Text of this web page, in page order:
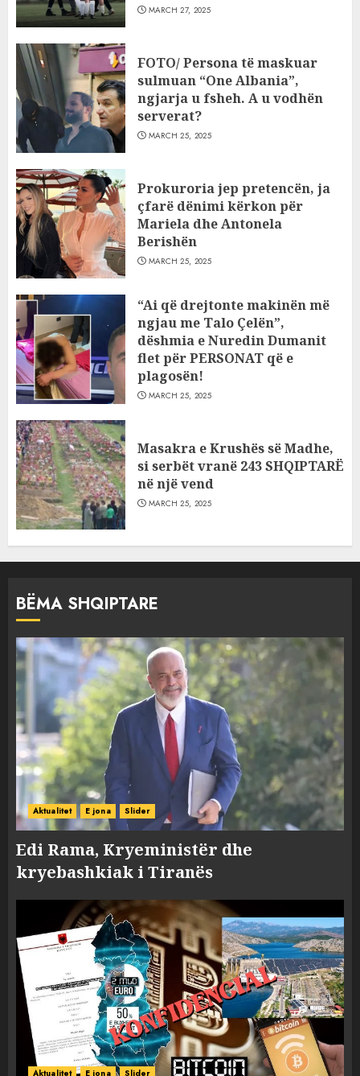
MARCH 27, 2025
FOTO/ Persona të maskuar
sulmuan “One Albania”,
ngjarja u fsheh. A u vodhën
serverat?
MARCH 25, 2025
Prokuroria jep pretencën, ja
çfarë dënimi kërkon për
Mariela dhe Antonela
Berishën
MARCH 25, 2025
“Ai që drejtonte makinën më
ngjau me Talo Çelën”,
dëshmia e Nuredin Dumanit
flet për PERSONAT që e
plagosën!
MARCH 25, 2025
Masakra e Krushës së Madhe,
si serbët vranë 243 SHQIPTARË
në një vend
MARCH 25, 2025
BËMA SHQIPTARE
Aktualitet E jona Slider
Edi Rama, Kryeministër dhe
kryebashkiak i Tiranës
Aktualitet E jona Slider